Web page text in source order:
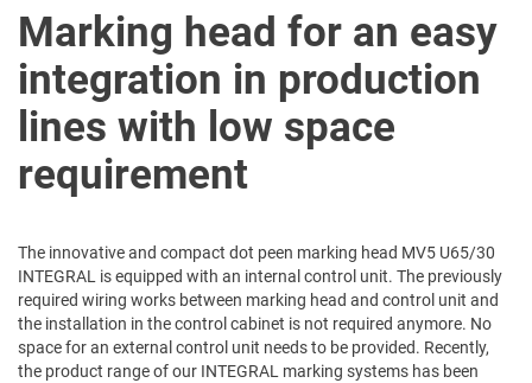
Marking head for an easy
integration in production
lines with low space
requirement
The innovative and compact dot peen marking head MV5 U65/30
INTEGRAL is equipped with an internal control unit. The previously
required wiring works between marking head and control unit and
the installation in the control cabinet is not required anymore. No
space for an external control unit needs to be provided. Recently,
the product range of our INTEGRAL marking systems has been